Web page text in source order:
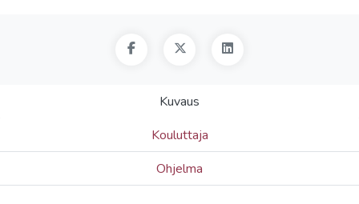
Kuvaus
Kouluttaja
Ohjelma